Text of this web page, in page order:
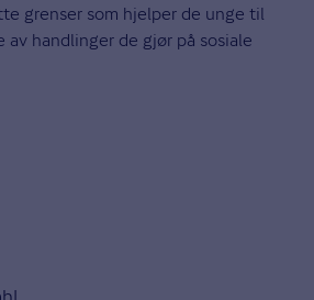
grenser som hjelper de unge til
av handlinger de gjør på sosiale